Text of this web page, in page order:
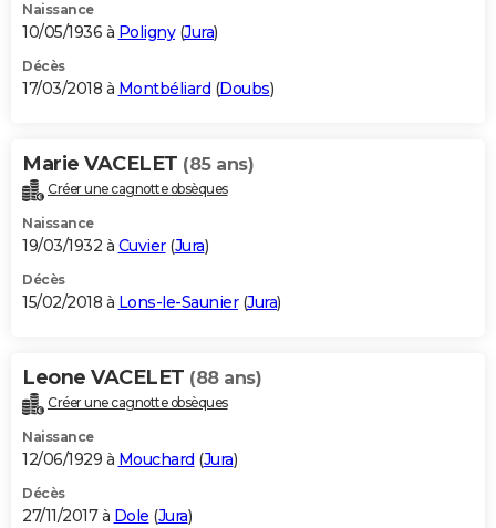
Naissance
10/05/1936 à Poligny(Jura)
Décès
17/03/2018 à Montbéliard (Doubs)
Marie VACELET (85 ans)
Créer une cagnotte obsèques
Naissance
19/03/1932 à Cuvier(Jura)
Décès
15/02/2018 à Lons-le-Saunier(Jura)
Leone VACELET (88 ans)
Créer une cagnotte obsèques
Naissance
12/06/1929 à Mouchard (Jura)
Décès
27/11/2017 à Dole (Jura)